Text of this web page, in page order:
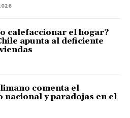
calefaccionar el hogar?
apunta al deficiente
comenta el
nacional y paradojas en el